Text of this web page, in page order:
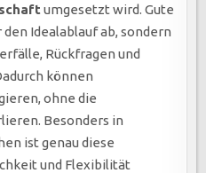
umgesetzt wird. Gute
Idealablauf ab, sondern
Rückfragen und
können
ohne die
Besonders in
ist genau diese
und Flexibilität